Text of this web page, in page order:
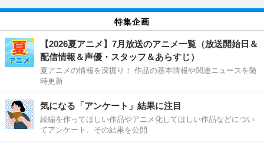
特集企画
【2026夏アニメ】7月放送のアニメ一覧（放送開始日＆
配信情報＆声優・スタッフ＆あらすじ）
夏アニメの情報を深掘り！ 作品の基本情報や関連ニュースを随
時更新
気になる「アンケート」結果に注目
続編を作ってほしい作品やアニメ化してほしい作品などについ
てアンケート、その結果を公開